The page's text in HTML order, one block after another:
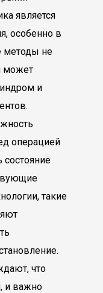
является
особенно в
методы не
может
и
операцией
состояние
такие
что
и важно